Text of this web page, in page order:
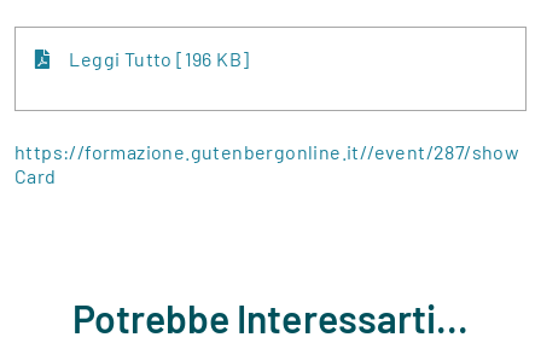
Leggi Tutto [196 KB]
https://formazione.gutenbergonline.it//event/287/show
Card
Potrebbe Interessarti...